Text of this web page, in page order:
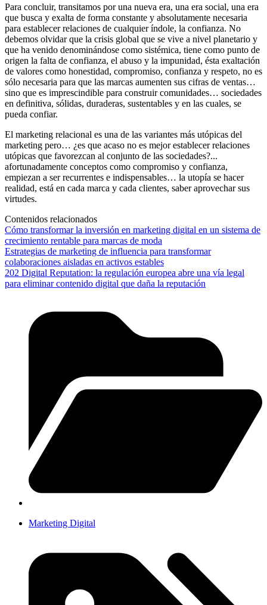
Para concluir, transitamos por una nueva era, una era social, una era
que busca y exalta de forma constante y absolutamente necesaria
para establecer relaciones de cualquier índole, la confianza. No
debemos olvidar que la crisis global que se vive a nivel planetario y
que ha venido denominándose como sistémica, tiene como punto de
origen la falta de confianza, el abuso y la impunidad, ésta exaltación
de valores como honestidad, compromiso, confianza y respeto, no es
sólo necesaria para que las marcas aumenten sus cifras de ventas…
sino que es imprescindible para construir comunidades… sociedades
en definitiva, sólidas, duraderas, sustentables y en las cuales, se
pueda confiar.
El marketing relacional es una de las variantes más utópicas del
marketing pero… ¿es que acaso no es mejor establecer relaciones
utópicas que favorezcan al conjunto de las sociedades?...
afortunadamente conceptos como compromiso y confianza,
empiezan a ser recurrentes e indispensables… la utopía se hacer
realidad, está en cada marca y cada clientes, saber aprovechar sus
virtudes.
Contenidos relacionados
Cómo transformar la inversión en marketing digital en un sistema de
crecimiento rentable para marcas de moda
Estrategias de marketing de influencia para transformar
colaboraciones aisladas en activos estables
202 Digital Reputation: la regulación europea abre una vía legal
para eliminar contenido digital que daña la reputación
Marketing Digital